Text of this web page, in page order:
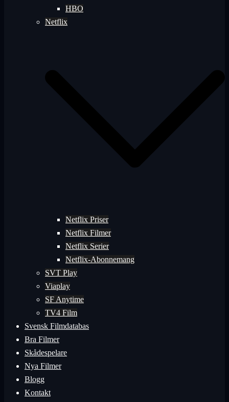
HBO
Netflix
Netflix Priser
Netflix Filmer
Netflix Serier
Netflix-Abonnemang
SVT Play
Viaplay
SF Anytime
TV4 Film
Svensk Filmdatabas
Bra Filmer
Skådespelare
Nya Filmer
Blogg
Kontakt